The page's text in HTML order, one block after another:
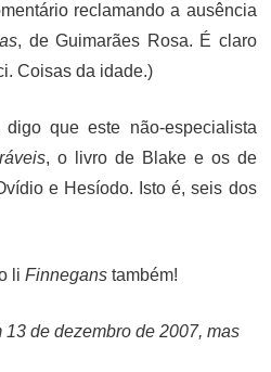
reclamando a ausência
, de Guimarães Rosa. É claro
Coisas da idade.)
que este não-especialista
, o livro de Blake e os de
e Hesíodo. Isto é, seis dos
liFinnegans também!
de dezembro de 2007, mas